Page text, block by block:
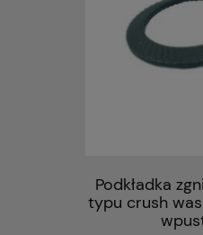
Podkładka
typu crush